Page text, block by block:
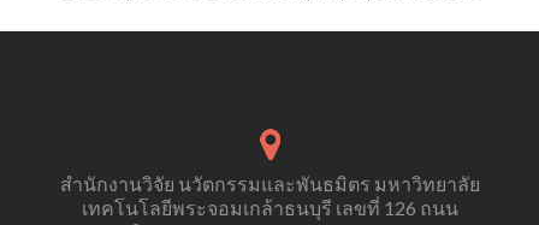
ตาม
สำนักงานวิจัย นวัตกรรมและพันธมิตร มหาวิทยาลัย
เทคโนโลยีพระจอมเกล้าธนบุรี เลขที่ 126 ถนน